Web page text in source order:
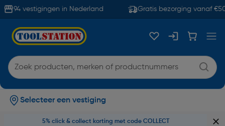
94 vestigingen in Nederland Gratis bezorging vanaf €50
Selecteer een vestiging
5% click & collect korting met code COLLECT